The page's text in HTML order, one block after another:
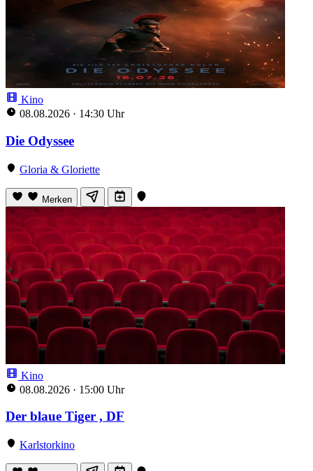
Kino
08.08.2026 · 14:30 Uhr
Die Odyssee
Gloria & Gloriette
Merken
Kino
08.08.2026 · 15:00 Uhr
Der blaue Tiger , DF
Karlstorkino